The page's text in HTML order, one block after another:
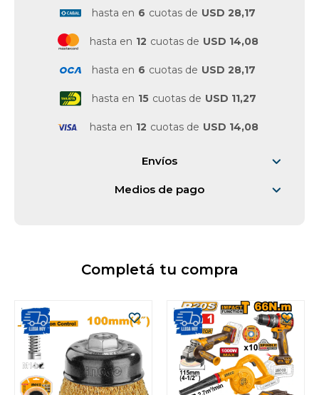
hasta en 6 cuotas de USD 28,17
hasta en 12 cuotas de USD 14,08
hasta en 6 cuotas de USD 28,17
hasta en 15 cuotas de USD 11,27
hasta en 12 cuotas de USD 14,08
Envíos
Medios de pago
Completá tu compra